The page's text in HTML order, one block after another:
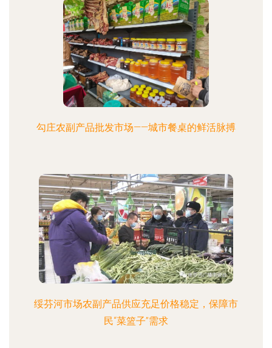
勾庄农副产品批发市场——城市餐桌的鲜活脉搏
绥芬河市场农副产品供应充足价格稳定，保障市
民“菜篮子”需求